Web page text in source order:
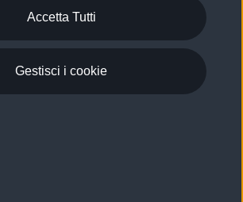
Accetta Tutti
Gestisci i cookie